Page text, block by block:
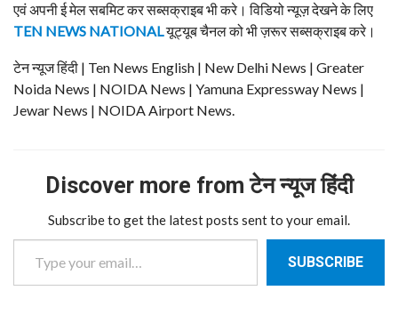
एवं अपनी ई मेल सबमिट कर सब्सक्राइब भी करे। विडियो न्यूज़ देखने के लिए
TEN NEWS NATIONALयूट्यूब चैनल को भी ज़रूर सब्सक्राइब करे।
टेन न्यूज हिंदी | Ten News English | New Delhi News | Greater
Noida News | NOIDA News | Yamuna Expressway News |
Jewar News | NOIDA Airport News.
Discover more from टेन न्यूज हिंदी
Subscribe to get the latest posts sent to your email.
Type your email…
SUBSCRIBE